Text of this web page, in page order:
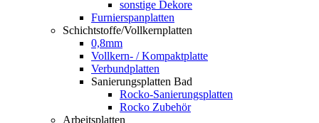
sonstige Dekore
Furnierspanplatten
Schichtstoffe/Vollkernplatten
0,8mm
Vollkern- / Kompaktplatte
Verbundplatten
Sanierungsplatten Bad
Rocko-Sanierungsplatten
Rocko Zubehör
Arbeitsplatten